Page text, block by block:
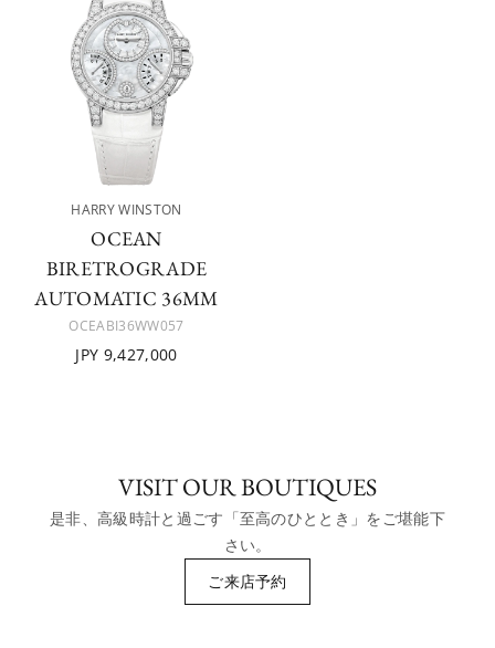
HARRY WINSTON
OCEAN
BIRETROGRADE
AUTOMATIC 36MM
OCEABI36WW057
JPY 9,427,000
VISIT OUR BOUTIQUES
是非、高級時計と過ごす「至高のひととき」をご堪能下
さい。
ご来店予約